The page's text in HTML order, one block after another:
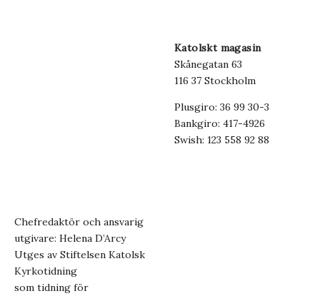
Katolskt magasin
Skånegatan 63
116 37 Stockholm
Plusgiro: 36 99 30-3
Bankgiro: 417-4926
Swish: 123 558 92 88
Chefredaktör och ansvarig
utgivare: Helena D’Arcy
Utges av Stiftelsen Katolsk
Kyrkotidning
som tidning för